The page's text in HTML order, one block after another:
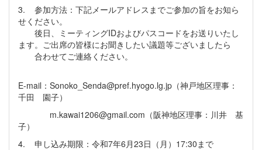
3. 参加方法：下記メールアドレスまでご参加の旨をお知ら
せください。
後日、ミーティングIDおよびパスコードをお送りいたし
ます。ご出席の皆様にお聞きしたい議題等ございましたら
合わせてご連絡ください。
E-mail：Sonoko_Senda@pref.hyogo.lg.jp（神戸地区理事：
千田 園子）
m.kawai1206@gmail.com（阪神地区理事：川井 基
子）
4. 申し込み期限：令和7年6月23日（月）17:30まで